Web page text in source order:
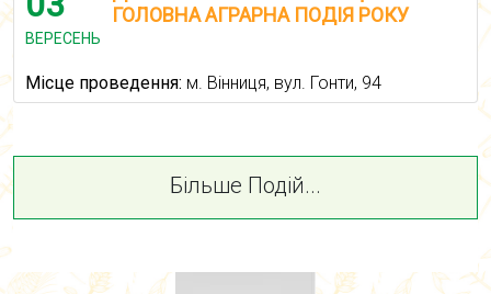
ВЕРЕСЕНЬ
ГОЛОВНА АГРАРНА ПОДІЯ РОКУ
Місце проведення: м. Вінниця, вул. Гонти, 94
Більше Подій...